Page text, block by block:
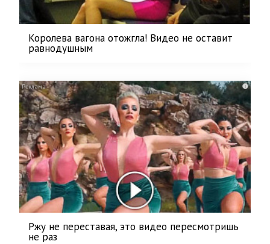
Королева вагона отожгла! Видео не оставит
равнодушным
i
Ржу не переставая, это видео пересмотришь
не раз